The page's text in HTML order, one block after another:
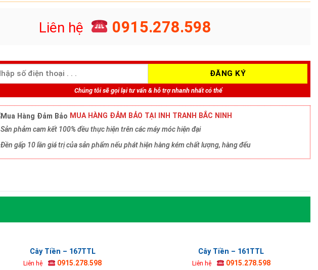
Liên hệ 0915.278.598
Chúng tôi sẽ gọi lại tư vấn & hỗ trợ nhanh nhất có thể
MUA HÀNG ĐẢM BẢO TẠI INH TRANH BẮC NINH
Sản phảm cam kết 100% đều thực hiện trên các máy móc hiện đại
Đền gấp 10 lần giá trị của sản phẩm nếu phát hiện hàng kém chất lượng, hàng đểu
Cây Tiền – 167TTL
Liên hệ 0915.278.598
Cây Tiền – 161TTL
Liên hệ 0915.278.598